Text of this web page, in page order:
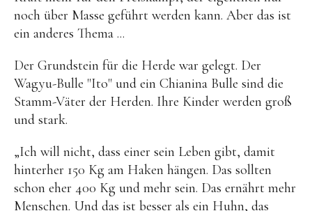
noch über Masse geführt werden kann. Aber das ist
ein anderes Thema ...
Der Grundstein für die Herde war gelegt. Der
Wagyu-Bulle "Ito" und ein Chianina Bulle sind die
Stamm-Väter der Herden. Ihre Kinder werden groß
und stark.
„Ich will nicht, dass einer sein Leben gibt, damit
hinterher 150 Kg am Haken hängen. Das sollten
schon eher 400 Kg und mehr sein. Das ernährt mehr
Menschen. Und das ist besser als ein Huhn, das